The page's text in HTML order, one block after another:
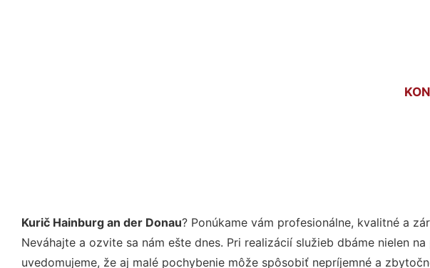
Kurič Hainburg an der Donau? Ponúkame vám profesionálne, kvalitné a
Neváhajte a ozvite sa nám ešte dnes. Pri realizácií služieb dbáme nielen
uvedomujeme, že aj malé pochybenie môže spôsobiť nepríjemné a